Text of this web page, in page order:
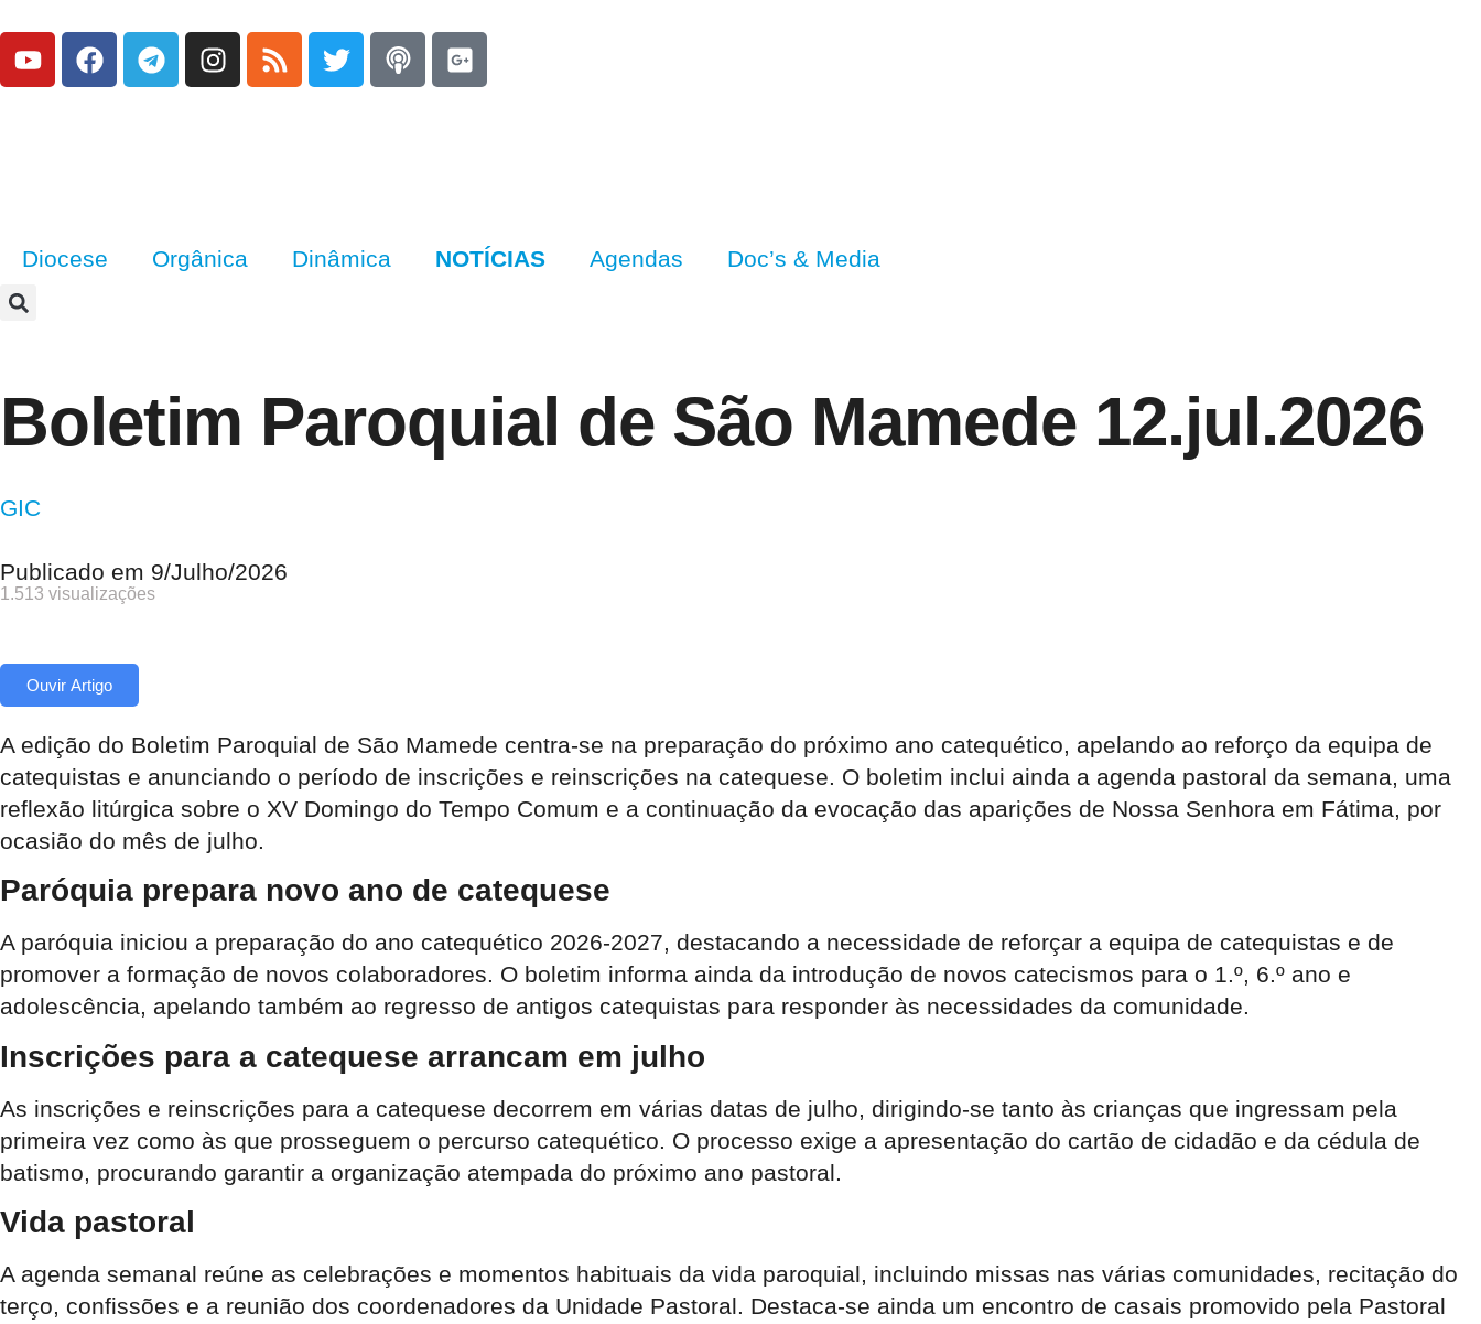
Diocese Orgânica Dinâmica NOTÍCIAS Agendas Doc’s & Media
Boletim Paroquial de São Mamede 12.jul.2026
GIC
Publicado em 9/Julho/2026
1.513 visualizações
Ouvir Artigo
A edição do Boletim Paroquial de São Mamede centra-se na preparação do próximo ano catequético, apelando ao reforço da equipa de
catequistas e anunciando o período de inscrições e reinscrições na catequese. O boletim inclui ainda a agenda pastoral da semana, uma
reflexão litúrgica sobre o XV Domingo do Tempo Comum e a continuação da evocação das aparições de Nossa Senhora em Fátima, por
ocasião do mês de julho.
Paróquia prepara novo ano de catequese
A paróquia iniciou a preparação do ano catequético 2026-2027, destacando a necessidade de reforçar a equipa de catequistas e de
promover a formação de novos colaboradores. O boletim informa ainda da introdução de novos catecismos para o 1.º, 6.º ano e
adolescência, apelando também ao regresso de antigos catequistas para responder às necessidades da comunidade.
Inscrições para a catequese arrancam em julho
As inscrições e reinscrições para a catequese decorrem em várias datas de julho, dirigindo-se tanto às crianças que ingressam pela
primeira vez como às que prosseguem o percurso catequético. O processo exige a apresentação do cartão de cidadão e da cédula de
batismo, procurando garantir a organização atempada do próximo ano pastoral.
Vida pastoral
A agenda semanal reúne as celebrações e momentos habituais da vida paroquial, incluindo missas nas várias comunidades, recitação do
terço, confissões e a reunião dos coordenadores da Unidade Pastoral. Destaca-se ainda um encontro de casais promovido pela Pastoral